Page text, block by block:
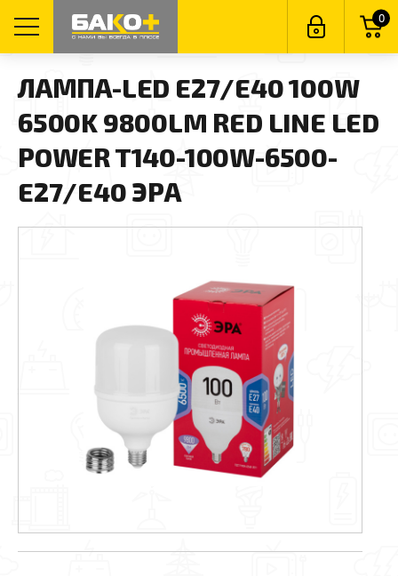
0
ЛАМПА-LED E27/E40 100W
6500K 9800LM RED LINE LED
POWER T140-100W-6500-
E27/E40 ЭРА